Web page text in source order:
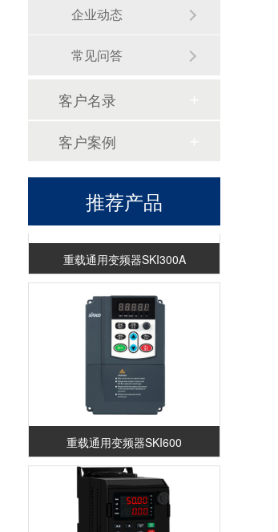
企业动态
常见问答
客户名录
客户案例
推荐产品
恒压供水控制柜
重载通用变频器SKI300A
重载通用变频器SKI600